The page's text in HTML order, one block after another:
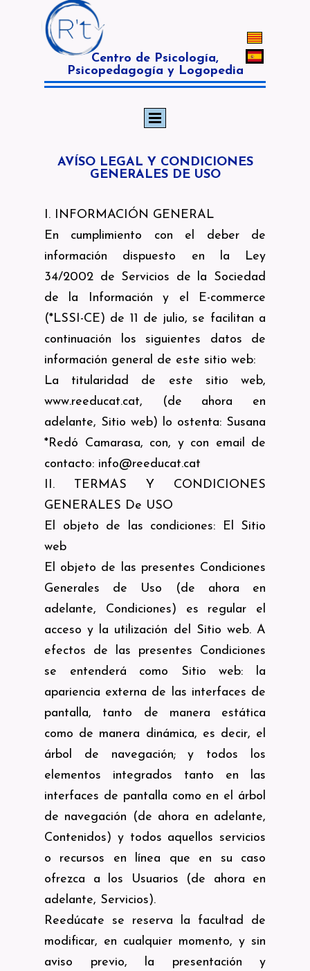
Centro de Psicología,
Psicopedagogía y Logopedia
AVÍSO LEGAL Y CONDICIONES
GENERALES DE USO
I. INFORMACIÓN GENERAL
En cumplimiento con el deber de
información dispuesto en la Ley
34/2002 de Servicios de la Sociedad
de la Información y el E-commerce
(*LSSI-CE) de 11 de julio, se facilitan a
continuación los siguientes datos de
información general de este sitio web:
La titularidad de este sitio web,
www.reeducat.cat, (de ahora en
adelante, Sitio web) lo ostenta: Susana
*Redó Camarasa, con, y con email de
contacto: info@reeducat.cat
II. TERMAS Y CONDICIONES
GENERALES De USO
El objeto de las condiciones: El Sitio
web
El objeto de las presentes Condiciones
Generales de Uso (de ahora en
adelante, Condiciones) es regular el
acceso y la utilización del Sitio web. A
efectos de las presentes Condiciones
se entenderá como Sitio web: la
apariencia externa de las interfaces de
pantalla, tanto de manera estática
como de manera dinámica, es decir, el
árbol de navegación; y todos los
elementos integrados tanto en las
interfaces de pantalla como en el árbol
de navegación (de ahora en adelante,
Contenidos) y todos aquellos servicios
o recursos en línea que en su caso
ofrezca a los Usuarios (de ahora en
adelante, Servicios).
Reedúcate se reserva la facultad de
modificar, en cualquier momento, y sin
aviso previo, la presentación y